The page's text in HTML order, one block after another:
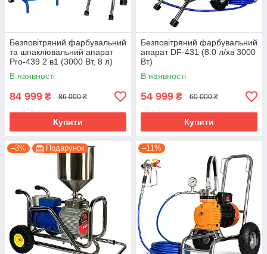
04
Завжди в наявності апаратура для порошкового
фарбування, запчастини та комплектуючі для
обладнання для фарбування.
Безповітряний фарбувальний
та шпаклювальний апарат
Pro-439 2 в1 (3000 Вт, 8 л)
В наявності
84 999 ₴ 86 000 ₴
Купити
Безповітряний фарбувальний
апарат DF-431 (8.0 л/хв 3000
Вт)
В наявності
54 999 ₴ 60 000 ₴
Купити
–3% Подарунок –11%